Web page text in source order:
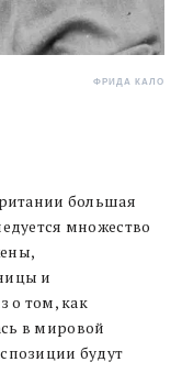
ФРИДА КАЛО
большая
множество
и
о том, как
в мировой
будут